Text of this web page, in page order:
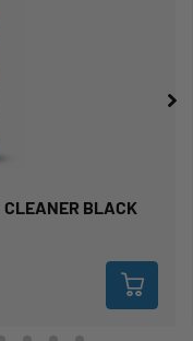
CLEANER BLACK